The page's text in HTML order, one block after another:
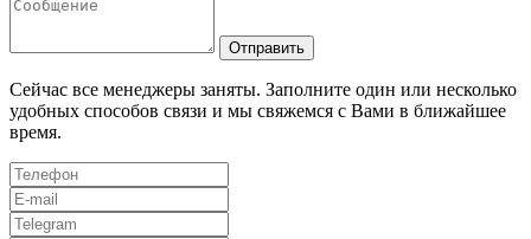
Отправить
Сейчас все менеджеры заняты. Заполните один или несколько
удобных способов связи и мы свяжемся с Вами в ближайшее
время.